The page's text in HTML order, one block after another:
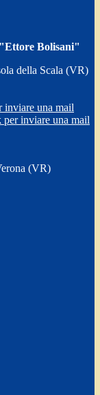
Bolisani"
della Scala (VR)
inviare una mail
inviare una mail
(VR)